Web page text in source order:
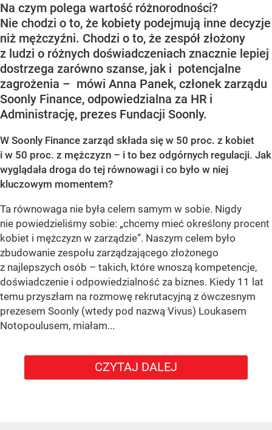
Na czym polega wartość różnorodności?
Nie chodzi o to, że kobiety podejmują inne decyzje
niż mężczyźni. Chodzi o to, że zespół złożony
z ludzi o różnych doświadczeniach znacznie lepiej
dostrzega zarówno szanse, jak i potencjalne
zagrożenia – mówi Anna Panek, członek zarządu
Soonly Finance, odpowiedzialna za HR i
Administrację, prezes Fundacji Soonly.
W Soonly Finance zarząd składa się w 50 proc. z kobiet
i w 50 proc. z mężczyzn – i to bez odgórnych regulacji. Jak
wyglądała droga do tej równowagi i co było w niej
kluczowym momentem?
Ta równowaga nie była celem samym w sobie. Nigdy
nie powiedzieliśmy sobie: „chcemy mieć określony procent
kobiet i mężczyzn w zarządzie”. Naszym celem było
zbudowanie zespołu zarządzającego złożonego
z najlepszych osób – takich, które wnoszą kompetencje,
doświadczenie i odpowiedzialność za biznes. Kiedy 11 lat
temu przyszłam na rozmowę rekrutacyjną z ówczesnym
prezesem Soonly (wtedy pod nazwą Vivus) Loukasem
Notopoulusem, miałam...
CZYTAJ DALEJ